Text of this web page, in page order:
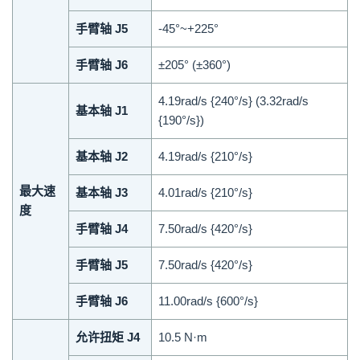
手臂轴 J5 -45°~+225°
手臂轴 J6 ±205° (±360°)
最大速
度
基本轴 J1
4.19rad/s {240°/s} (3.32rad/s
{190°/s})
基本轴 J2 4.19rad/s {210°/s}
基本轴 J3 4.01rad/s {210°/s}
手臂轴 J4 7.50rad/s {420°/s}
手臂轴 J5 7.50rad/s {420°/s}
手臂轴 J6 11.00rad/s {600°/s}
允许扭矩 J4 10.5 N·m